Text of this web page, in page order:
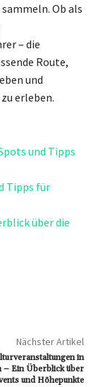
Ob als
– die
Route,
und
erleben.
und Tipps
Tipps für
über die
Nächster Artikel
in
– Ein Überblick über
und Höhepunkte